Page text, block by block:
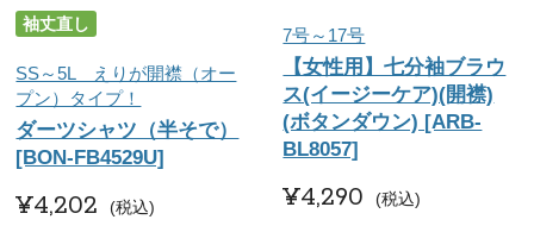
袖丈直し
SS～5L えりが開襟（オー
プン）タイプ！
ダーツシャツ（半そで）
[BON-FB4529U]
¥4,202 税込
7号～17号
【女性用】七分袖ブラウ
ス(イージーケア)(開襟)
(ボタンダウン) [ARB-
BL8057]
¥4,290 税込